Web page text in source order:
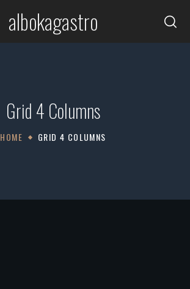
albokagastro
Grid 4 Columns
HOME GRID 4 COLUMNS